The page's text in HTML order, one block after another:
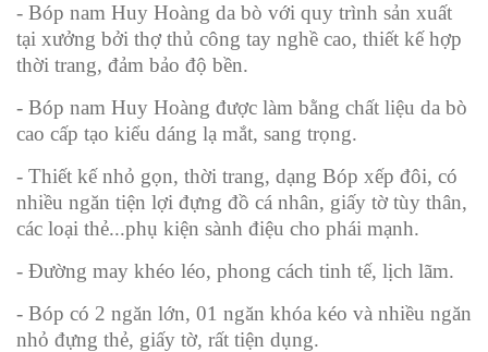
- Bóp nam Huy Hoàng da bò với quy trình sản xuất
tại xưởng bởi thợ thủ công tay nghề cao, thiết kế hợp
thời trang, đảm bảo độ bền.
- Bóp nam Huy Hoàng được làm bằng chất liệu da bò
cao cấp tạo kiểu dáng lạ mắt, sang trọng.
- Thiết kế nhỏ gọn, thời trang, dạng Bóp xếp đôi, có
nhiều ngăn tiện lợi đựng đồ cá nhân, giấy tờ tùy thân,
các loại thẻ...phụ kiện sành điệu cho phái mạnh.
- Đường may khéo léo, phong cách tinh tế, lịch lãm.
- Bóp có 2 ngăn lớn, 01 ngăn khóa kéo và nhiều ngăn
nhỏ đựng thẻ, giấy tờ, rất tiện dụng.